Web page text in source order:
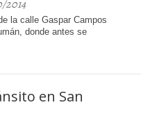
2014
la calle Gaspar Campos
donde antes se
en San